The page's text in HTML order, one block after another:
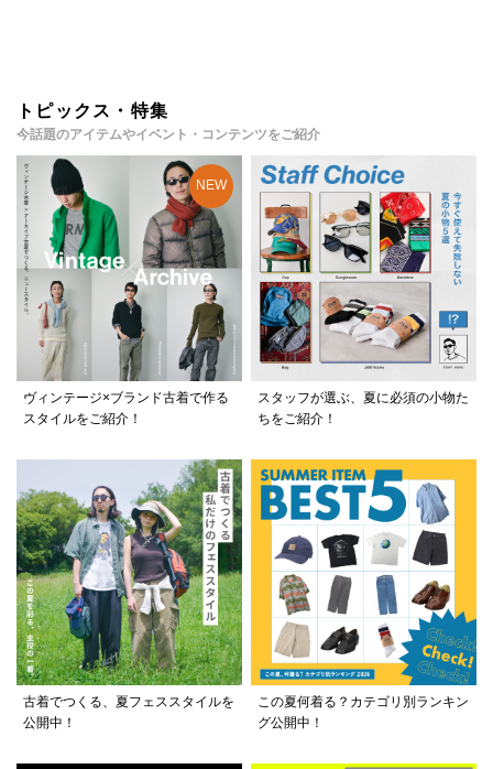
トピックス・特集
今話題のアイテムやイベント・コンテンツをご紹介
ヴィンテージ×ブランド古着で作る
スタイルをご紹介！
スタッフが選ぶ、夏に必須の小物た
ちをご紹介！
古着でつくる、夏フェススタイルを
公開中！
この夏何着る？カテゴリ別ランキン
グ公開中！